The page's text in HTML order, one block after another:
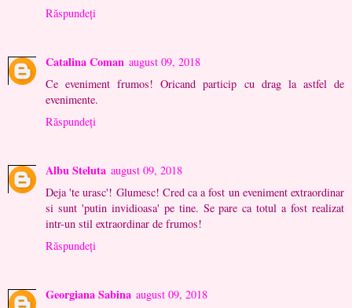
Răspundeți
Catalina Coman august 09, 2018
Ce eveniment frumos! Oricand particip cu drag la astfel de
evenimente.
Răspundeți
Albu Steluta august 09, 2018
Deja 'te urasc'! Glumesc! Cred ca a fost un eveniment extraordinar
si sunt 'putin invidioasa' pe tine. Se pare ca totul a fost realizat
intr-un stil extraordinar de frumos!
Răspundeți
Georgiana Sabina august 09, 2018